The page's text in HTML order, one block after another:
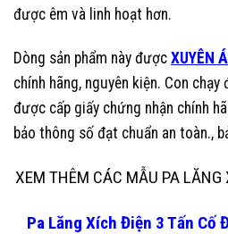
được êm và linh hoạt hơn.
Dòng sản phẩm này được XUYÊN
chính hãng, nguyên kiện. Con
được cấp giấy chứng nhận chính
bảo thông số đạt chuẩn an toàn.,
XEM THÊM CÁC MẪU PA
Pa Lăng Xích Điện 3 Tấn Cố